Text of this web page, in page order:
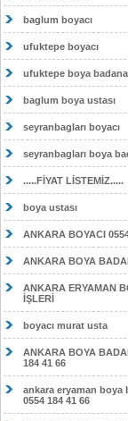
baglum boyacı
ufuktepe boyacı
ufuktepe boya badana
baglum boya ustası
seyranbagları boyacı
seyranbagları boya
.....FİYAT LİSTEMİZ.....
boya ustası
ANKARA BOYACI
ANKARA BOYA
ANKARA ERYAMAN
İŞLERİ
boyacı murat usta
ANKARA BOYA
184 41 66
ankara eryaman boya
0554 184 41 66